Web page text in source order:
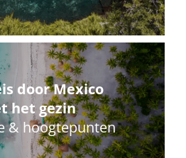
door Mexico
het gezin
& hoogtepunten